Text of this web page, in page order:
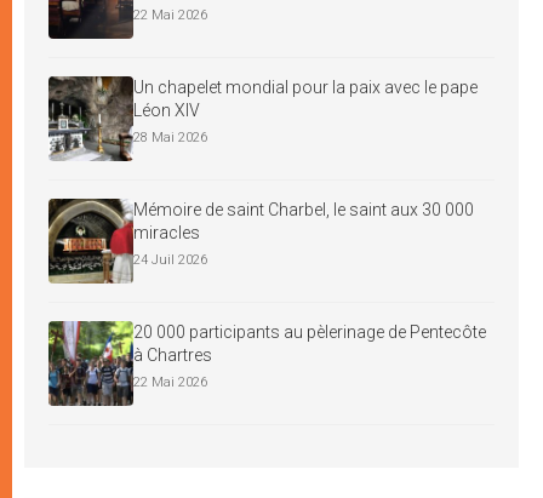
22 Mai 2026
Un chapelet mondial pour la paix avec le pape
Léon XIV
28 Mai 2026
Mémoire de saint Charbel, le saint aux 30 000
miracles
24 Juil 2026
20 000 participants au pèlerinage de Pentecôte
à Chartres
22 Mai 2026